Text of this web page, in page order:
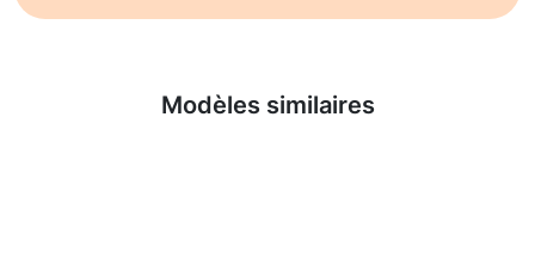
Modèles similaires
En savoir plus